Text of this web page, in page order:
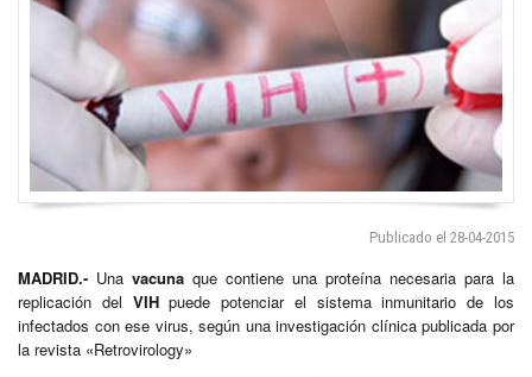
Publicado el 28-04-2015
MADRID.- Una vacuna que contiene una proteína necesaria para la
replicación del VIHpuede potenciar el sistema inmunitario de los
infectados con ese virus, según una investigación clínica publicada por
la revista «Retrovirology»